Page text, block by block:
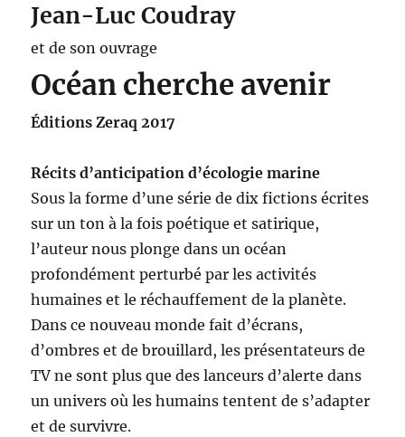
Jean-Luc Coudray
et de son ouvrage
Océan cherche avenir
Éditions Zeraq 2017
Récits d’anticipation d’écologie marine
Sous la forme d’une série de dix fictions écrites
sur un ton à la fois poétique et satirique,
l’auteur nous plonge dans un océan
profondément perturbé par les activités
humaines et le réchauffement de la planète.
Dans ce nouveau monde fait d’écrans,
d’ombres et de brouillard, les présentateurs de
TV ne sont plus que des lanceurs d’alerte dans
un univers où les humains tentent de s’adapter
et de survivre.